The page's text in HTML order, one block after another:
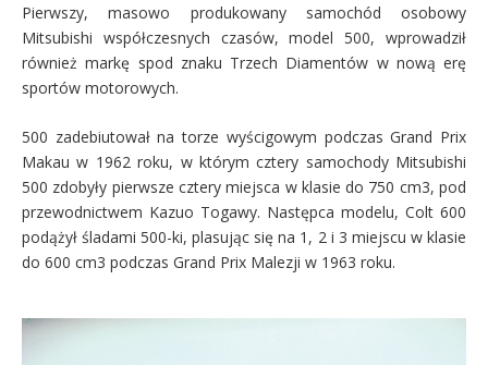
Pierwszy, masowo produkowany samochód osobowy
Mitsubishi współczesnych czasów, model 500, wprowadził
również markę spod znaku Trzech Diamentów w nową erę
sportów motorowych.
500 zadebiutował na torze wyścigowym podczas Grand Prix
Makau w 1962 roku, w którym cztery samochody Mitsubishi
500 zdobyły pierwsze cztery miejsca w klasie do 750 cm3, pod
przewodnictwem Kazuo Togawy. Następca modelu, Colt 600
podążył śladami 500-ki, plasując się na 1, 2 i 3 miejscu w klasie
do 600 cm3 podczas Grand Prix Malezji w 1963 roku.